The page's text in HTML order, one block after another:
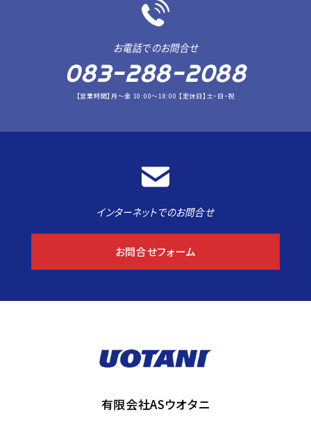
お電話でのお問合せ
083-288-2088
【営業時間】月～金 10:00～18:00 【定休日】土・日・祝
インターネットでのお問合せ
お問合せフォーム
有限会社ASウオタニ